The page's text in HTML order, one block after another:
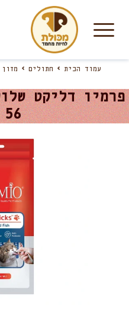
עמוד הבית חתולים
פרמיו דליקט
56 גרם